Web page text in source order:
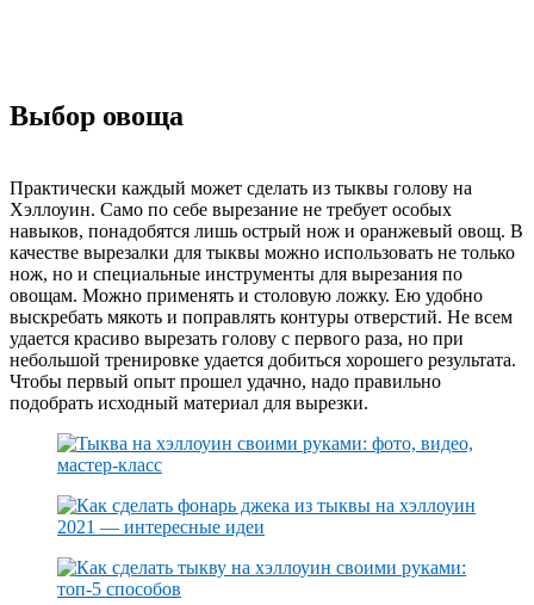
Выбор овоща
Практически каждый может сделать из тыквы голову на
Хэллоуин. Само по себе вырезание не требует особых
навыков, понадобятся лишь острый нож и оранжевый овощ. В
качестве вырезалки для тыквы можно использовать не только
нож, но и специальные инструменты для вырезания по
овощам. Можно применять и столовую ложку. Ею удобно
выскребать мякоть и поправлять контуры отверстий. Не всем
удается красиво вырезать голову с первого раза, но при
небольшой тренировке удается добиться хорошего результата.
Чтобы первый опыт прошел удачно, надо правильно
подобрать исходный материал для вырезки.